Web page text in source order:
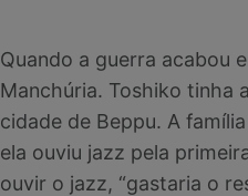
Quando a guerra acabou
Manchúria. Toshiko tinha
cidade de Beppu. A
ela ouviu jazz pela
ouvir o jazz, “gastaria o